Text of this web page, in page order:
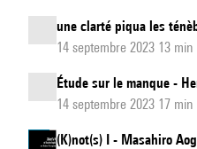
une clarté piqua les
14 septembre 2023 13 min
Étude sur le manque -
14 septembre 2023 17 min
(K)not(s) I - Masahiro